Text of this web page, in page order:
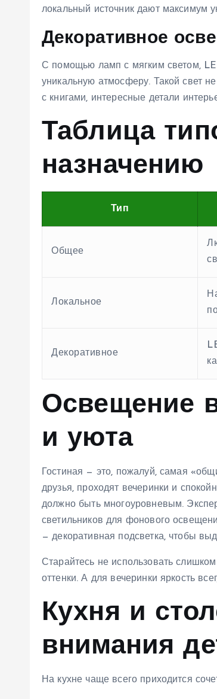
локальный источник дают максимум
Декоративное
С помощью ламп с мягким светом,
уникальную атмосферу. Такой свет
с книгами, интересные детали
Таблица
назначению
Тип
Общее
Локальное
Декоративное
Освещение в
и уюта
Гостиная — это, пожалуй, самая
друзья, проходят вечеринки и
должно быть многоуровневым.
светильников для фонового
— декоративная подсветка, чтобы
Старайтесь не использовать
оттенки. А для вечеринки яркость
Кухня и
внимания
На кухне чаще всего приходится